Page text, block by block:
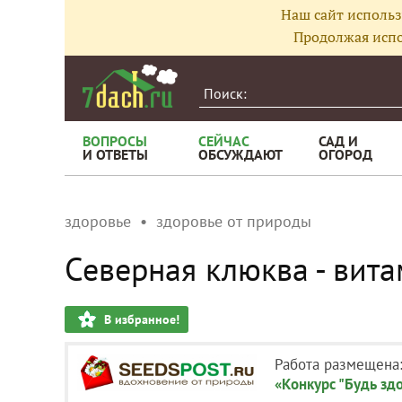
Наш сайт
Продолжая
ВОПРОСЫ
И ОТВЕТЫ
СЕЙЧАС
ОБСУЖДАЮТ
САД И
ОГОРОД
здоровье здоровье от природы
Северная клюква -
В избранное!
Работа размещена:
«Конкурс "Будь